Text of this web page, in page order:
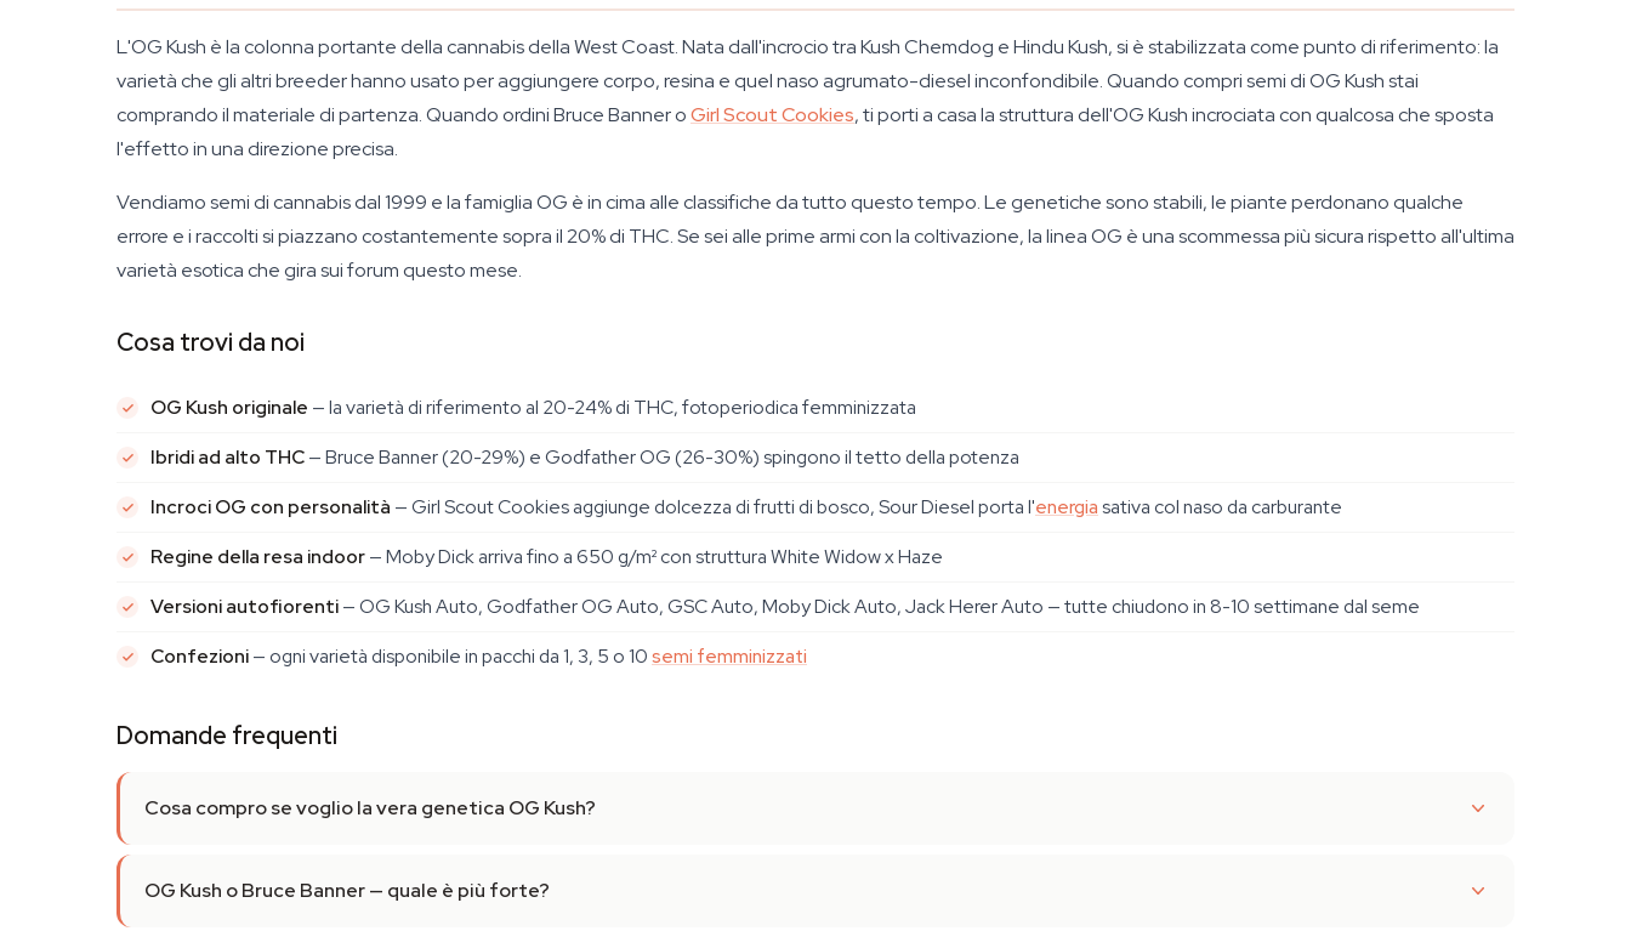
L'OG Kush è la colonna portante della cannabis della West Coast. Nata dall'incrocio tra Kush Chemdog e Hindu Kush, si è stabilizzata come punto di riferimento: la
varietà che gli altri breeder hanno usato per aggiungere corpo, resina e quel naso agrumato-diesel inconfondibile. Quando compri semi di OG Kush stai
comprando il materiale di partenza. Quando ordini Bruce Banner oGirl Scout Cookies, ti porti a casa la struttura dell'OG Kush incrociata con qualcosa che sposta
l'effetto in una direzione precisa.
Vendiamo semi di cannabis dal 1999 e la famiglia OG è in cima alle classifiche da tutto questo tempo. Le genetiche sono stabili, le piante perdonano qualche
errore e i raccolti si piazzano costantemente sopra il 20% di THC. Se sei alle prime armi con la coltivazione, la linea OG è una scommessa più sicura rispetto all'ultima
varietà esotica che gira sui forum questo mese.
Cosa trovi da noi
OG Kush originale — la varietà di riferimento al 20-24% di THC, fotoperiodica femminizzata
Ibridi ad alto THC— Bruce Banner (20-29%) e Godfather OG (26-30%) spingono il tetto della potenza
Incroci OG con personalità — Girl Scout Cookies aggiunge dolcezza di frutti di bosco, Sour Diesel porta l'energiasativa col naso da carburante
Regine della resa indoor— Moby Dick arriva fino a 650 g/m² con struttura White Widow x Haze
Versioni autofiorenti— OG Kush Auto, Godfather OG Auto, GSC Auto, Moby Dick Auto, Jack Herer Auto — tutte chiudono in 8-10 settimane dal seme
Confezioni— ogni varietà disponibile in pacchi da 1, 3, 5 o 10semi femminizzati
Domande frequenti
Cosa compro se voglio la vera genetica OG Kush?
OG Kush o Bruce Banner — quale è più forte?